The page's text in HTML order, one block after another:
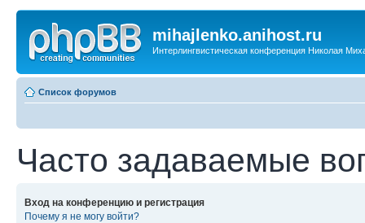
mihajlenko.anihost.ru
Интерлингвистическая конференция Николая
Список форумов
Часто задаваемые
Вход на конференцию и регистрация
Почему я не могу войти?